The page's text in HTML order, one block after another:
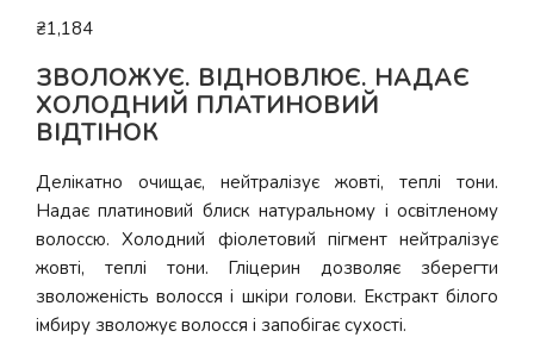
₴1,184
ЗВОЛОЖУЄ. ВІДНОВЛЮЄ. НАДАЄ
ХОЛОДНИЙ ПЛАТИНОВИЙ
ВІДТІНОК
Делікатно очищає, нейтралізує жовті, теплі тони.
Надає платиновий блиск натуральному і освітленому
волоссю. Холодний фіолетовий пігмент нейтралізує
жовті, теплі тони. Гліцерин дозволяє зберегти
зволоженість волосся і шкіри голови. Екстракт білого
імбиру зволожує волосся і запобігає сухості.